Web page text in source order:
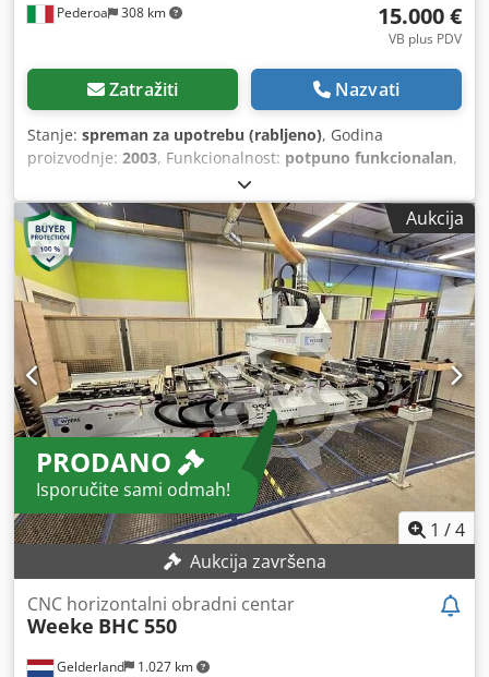
Pederoa 308 km 15.000 €
VB plus PDV
Zatražiti Nazvati
Stanje: spreman za upotrebu (rabljeno), Godina
proizvodnje: 2003, Funkcionalnost: potpuno funkcionalan,
4.035 mm
mm, pomak osi Z:380 mm, Oprema:dokumentacija /
priručnik, transporter strugotine, Nudimo ovaj spreman
za rad obradni centar Weeke Optimat BHC 550, godina
proizvodnje 2003. Dedpsx Nw Drjfx Ackock
Aukcija
PRODANO
Isporučite sami odmah!
1 /4
Aukcija završena
Gelderland 1.027 km
CNC horizontalni obradni centar
Weeke BHC 550